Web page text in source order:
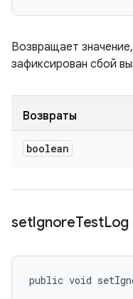
Возвращает
зафиксирован сбой
Возвраты
boolean
setIgnoreTestLog
public void